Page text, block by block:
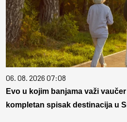
06. 08. 2026 07:08
Evo u kojim banjama važi
kompletan spisak destinacija u